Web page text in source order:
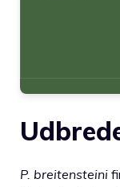
P. breitensteini